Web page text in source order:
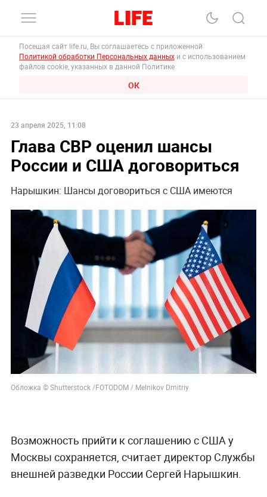
Посещая сайт life.ru, Вы соглашаетесь с приложенной
Политикой обработки Персональных данных и с использованием
файлов cookie, указанных в данной Политике.
ОК
23 апреля 2025, 11:08
Глава СВР оценил шансы
России и США договориться
Нарышкин: Шансы договориться с США имеются
Обложка © Shutterstock /FOTODOM / Melnikov Dmitriy
Возможность прийти к соглашению с США у
Москвы сохраняется, считает директор Службы
внешней разведки России Сергей Нарышкин.